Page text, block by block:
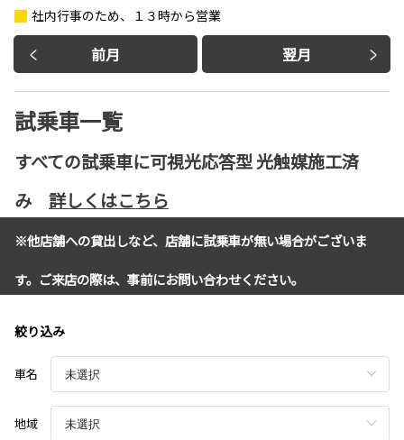
前月 翌月
社内行事のため、１３時から営業
試乗車一覧
すべての試乗車に可視光応答型 光触媒施工済
み 詳しくはこちら
※他店舗への貸出しなど、店舗に試乗車が無い場合がございま
す。ご来店の際は、事前にお問い合わせください。
絞り込み
車名
地域